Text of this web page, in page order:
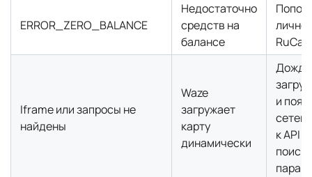
ERROR_ZERO_BALANCE
Недостаточно
средств на
балансе
Iframe или запросы не
найдены
Waze
загружает
карту
динамически
и
к API